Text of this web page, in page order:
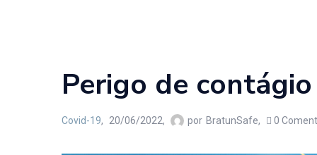
Perigo de
Covid-19 20/06/2022 por BratunSafe 0